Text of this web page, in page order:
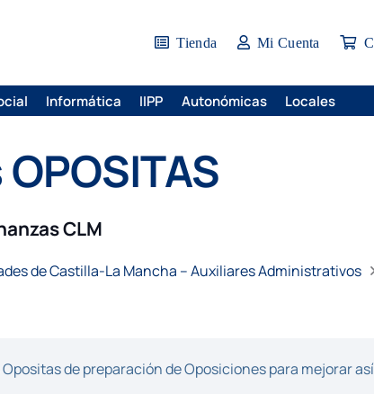
Tienda Mi Cuenta
Informática IIPP Autonómicas Locales
CLM
de Castilla-La Mancha – Auxiliares Administrativos
de preparación de Oposiciones para mejorar